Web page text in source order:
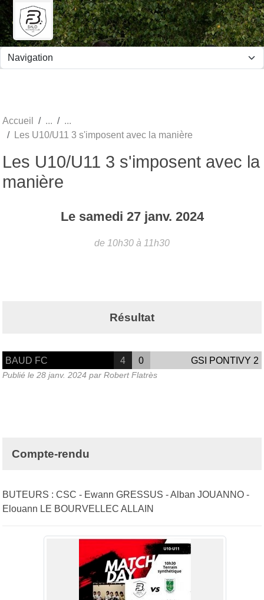
Accueil
Les U10/U11 3 s'imposent avec la manière
Les U10/U11 3 s'imposent avec la
manière
Le samedi 27 janv. 2024
de 10h30 à 11h30
Résultat
BAUD FC 4 0 GSI PONTIVY 2
Publié le 28 janv. 2024 par Robert Flatrès
Compte-rendu
BUTEURS : CSC - Ewann GRESSUS - Alban JOUANNO -
Elouann LE BOURVELLEC ALLAIN
Panneau de gestion des cookies